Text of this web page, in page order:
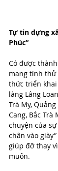
Tự tin dựng
Phúc”
Có được
mang tính thử
thức triển khai
làng Lâng
Trà My,
Cang, Bắc Trà
chuyện của
chân vào
giúp đỡ thay
muốn.